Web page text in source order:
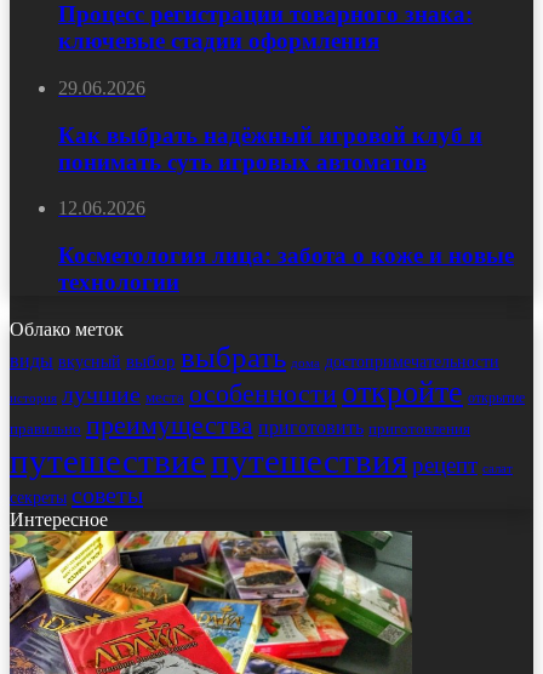
Процесс регистрации товарного знака:
ключевые стадии оформления
29.06.2026
Как выбрать надёжный игровой клуб и
понимать суть игровых автоматов
12.06.2026
Косметология лица: забота о коже и новые
технологии
Облако меток
виды вкусный выбор выбрать дома достопримечательности
история лучшие места особенности откройте открытие
правильно преимущества приготовить приготовления
путешествиепутешествиярецепт салат
секреты советы
Интересное